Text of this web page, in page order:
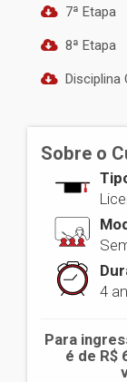
7ª Etapa
8ª Etapa
Disciplina
Sobre o
4
Para
é de R$